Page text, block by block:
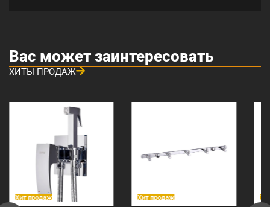
Вас может заинтересовать
ХИТЫ ПРОДАЖ
Хит продаж Хит продаж